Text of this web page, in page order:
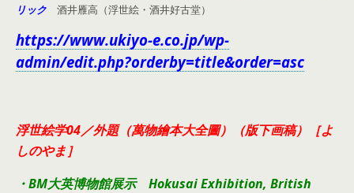
リック 酒井雁高（浮世絵・酒井好古堂）
https://www.ukiyo-e.co.jp/wp-
admin/edit.php?orderby=title&order=asc
浮世絵学04／外題（萬物繪本大全圖）（版下画稿）［よ
しのやま］
・BM大英博物館展示 Hokusai Exhibition, British